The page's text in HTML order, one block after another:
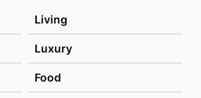
Living
Luxury
Food